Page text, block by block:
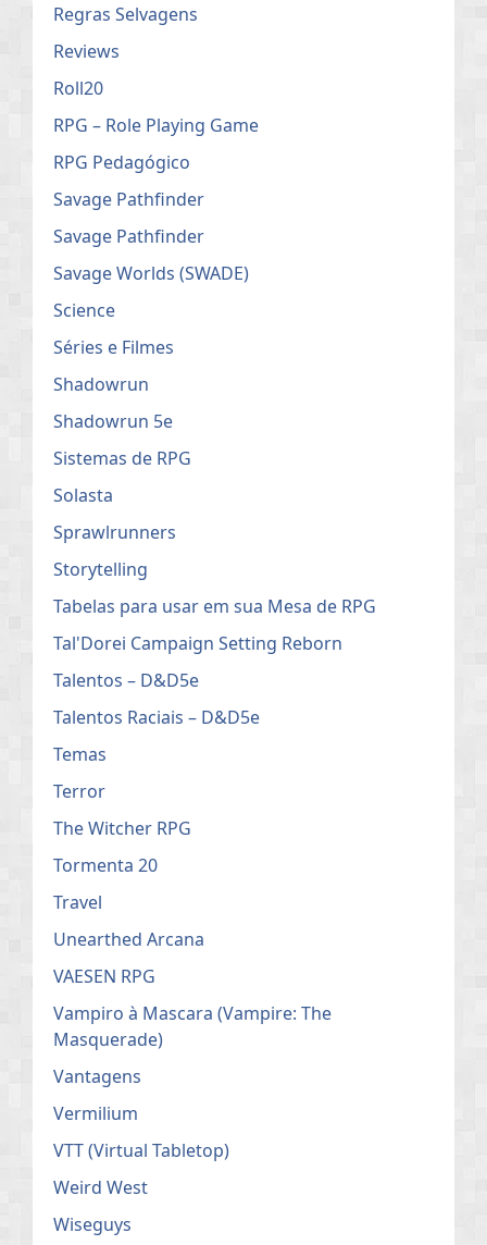
Regras Selvagens
Reviews
Roll20
RPG – Role Playing Game
RPG Pedagógico
Savage Pathfinder
Savage Pathfinder
Savage Worlds (SWADE)
Science
Séries e Filmes
Shadowrun
Shadowrun 5e
Sistemas de RPG
Solasta
Sprawlrunners
Storytelling
Tabelas para usar em sua Mesa de RPG
Tal'Dorei Campaign Setting Reborn
Talentos – D&D5e
Talentos Raciais – D&D5e
Temas
Terror
The Witcher RPG
Tormenta 20
Travel
Unearthed Arcana
VAESEN RPG
Vampiro à Mascara (Vampire: The
Masquerade)
Vantagens
Vermilium
VTT (Virtual Tabletop)
Weird West
Wiseguys